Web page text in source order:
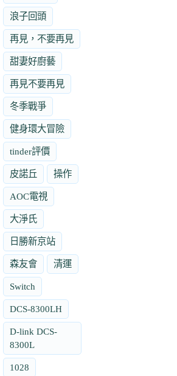
浪子回頭
再見，不要再見
甜妻好廚藝
再見不要再見
冬季戰爭
健身環大冒險
tinder評價
皮諾丘 操作
AOC電視
大淨氏
日勝新京站
森友會 清運
Switch
DCS-8300LH
D-link DCS-
8300L
1028